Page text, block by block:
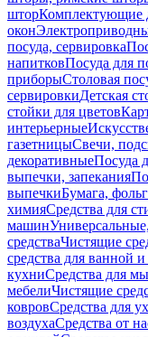
шторКомплектующие
окон
посуда, сервировка
напитковПосуда для
приборыСтоловая
сервировкиДетская
стойки для цветов
интерьерные
газетницыСвечи,
декоративныеПосуда
выпечки, запекания
выпечкиБумага,
химияСредства для
машин
средстваЧистящие
средства для ванной и
кухниСредства для
мебелиЧистящие
ковровСредства для
воздухаСредства от